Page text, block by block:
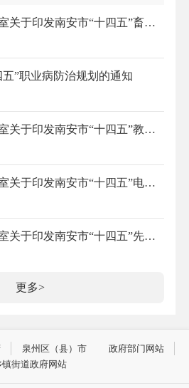
南安市“十四五”畜牧业发展规划的通知
”职业病防治规划的通知
安市“十四五”教育发展专项规划的通知
“十四五”电动汽车充电基础设施专项规划的通知
四五”先进制造业和新兴产业发展专项规划的通知
更多>
泉州区（县）市
政府部门网站
镇街道政府网站